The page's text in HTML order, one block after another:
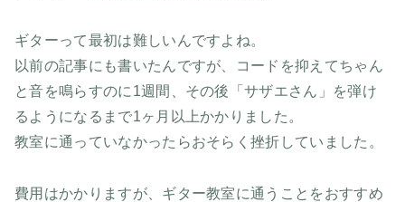
ギターって最初は難しいんですよね。
以前の記事にも書いたんですが、コードを抑えてちゃん
と音を鳴らすのに1週間、その後「サザエさん」を弾け
るようになるまで1ヶ月以上かかりました。
教室に通っていなかったらおそらく挫折していました。
費用はかかりますが、ギター教室に通うことをおすすめ